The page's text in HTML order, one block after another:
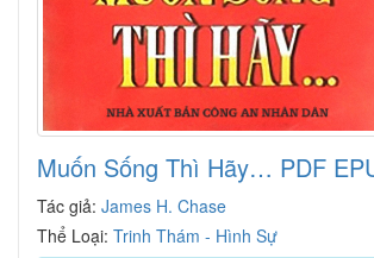
Muốn Sống Thì Hãy… PDF
Tác giả: James H. Chase
Thể Loại: Trinh Thám - Hình Sự